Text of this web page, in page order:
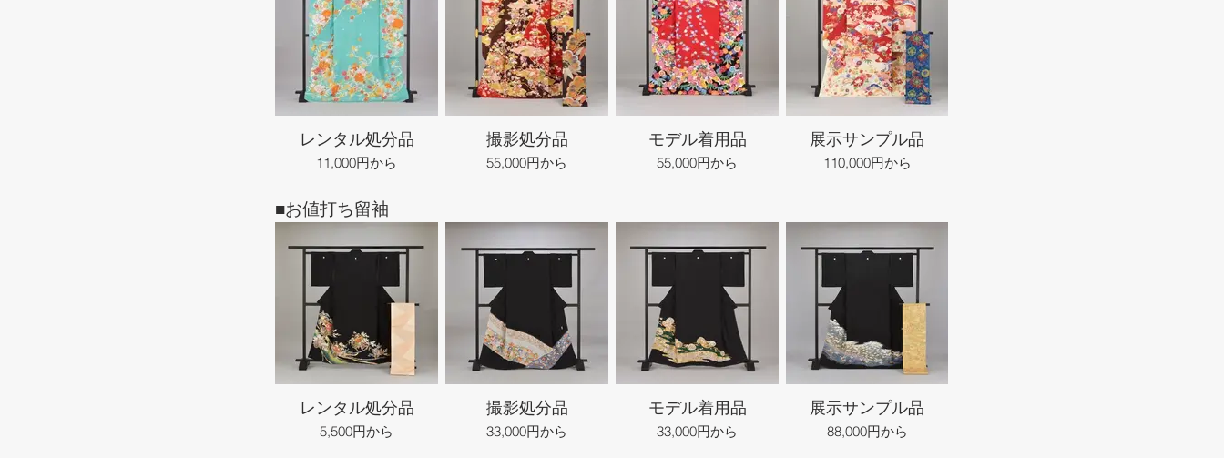
レンタル処分品
11,000円から
撮影処分品
55,000円から
モデル着用品
55,000円から
展示サンプル品
110,000円から
■お値打ち留袖
レンタル処分品
5,500円から
撮影処分品
33,000円から
モデル着用品
33,000円から
展示サンプル品
88,000円から